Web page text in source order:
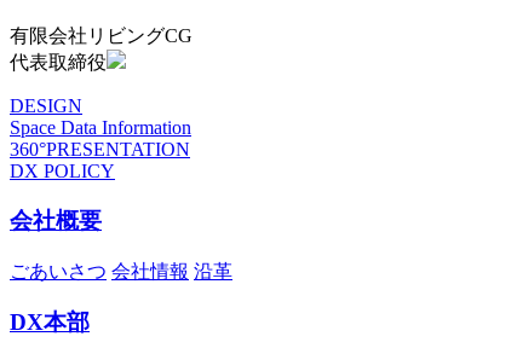
有限会社リビングCG
代表取締役
DESIGN
Space Data Information
360°PRESENTATION
DX POLICY
会社概要
ごあいさつ 会社情報 沿革
DX本部